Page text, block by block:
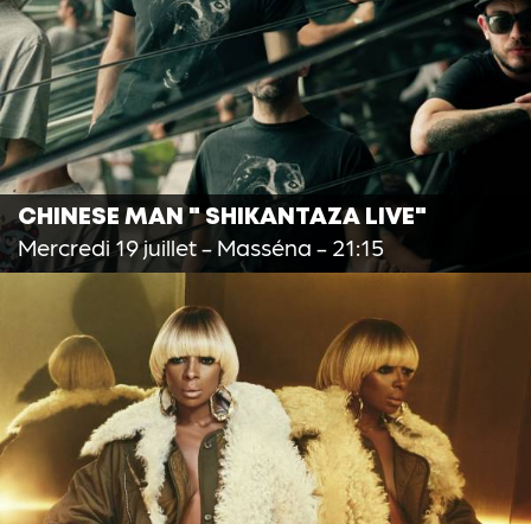
CHINESE MAN " SHIKANTAZA LIVE"
Mercredi 19 juillet- Masséna - 21:15